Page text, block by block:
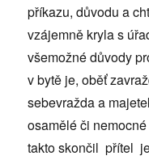
příkazu, důvodu a
vzájemně kryla s
všemožné důvody
v bytě je, oběť
sebevražda a
osamělé či
takto skončil přítel